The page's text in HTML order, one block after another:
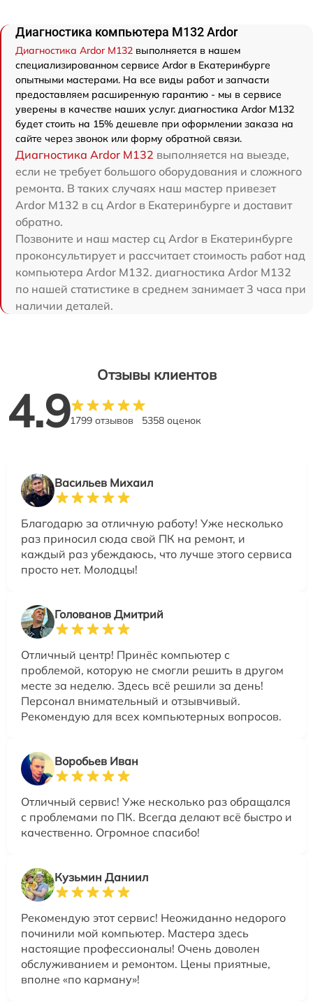
Диагностика компьютера M132 Ardor
Диагностика Ardor M132 выполняется в нашем
специализированном сервисе Ardor в Екатеринбурге
опытными мастерами. На все виды работ и запчасти
предоставляем расширенную гарантию - мы в сервисе
уверены в качестве наших услуг. диагностика Ardor M132
будет стоить на 15% дешевле при оформлении заказа на
сайте через звонок или форму обратной связи.
Диагностика Ardor M132 выполняется на выезде,
если не требует большого оборудования и сложного
ремонта. В таких случаях наш мастер привезет
Ardor M132 в сц Ardor в Екатеринбурге и доставит
обратно.
Позвоните и наш мастер сц Ardor в Екатеринбурге
проконсультирует и рассчитает стоимость работ над
компьютера Ardor M132. диагностика Ardor M132
по нашей статистике в среднем занимает 3 часа при
наличии деталей.
Отзывы клиентов
4.91799 отзывов 5358 оценок
Васильев Михаил
Благодарю за отличную работу! Уже несколько
раз приносил сюда свой ПК на ремонт, и
каждый раз убеждаюсь, что лучше этого сервиса
просто нет. Молодцы!
Голованов Дмитрий
Отличный центр! Принёс компьютер с
проблемой, которую не смогли решить в другом
месте за неделю. Здесь всё решили за день!
Персонал внимательный и отзывчивый.
Рекомендую для всех компьютерных вопросов.
Воробьев Иван
Отличный сервис! Уже несколько раз обращался
с проблемами по ПК. Всегда делают всё быстро и
качественно. Огромное спасибо!
Кузьмин Даниил
Рекомендую этот сервис! Неожиданно недорого
починили мой компьютер. Мастера здесь
настоящие профессионалы! Очень доволен
обслуживанием и ремонтом. Цены приятные,
вполне «по карману»!